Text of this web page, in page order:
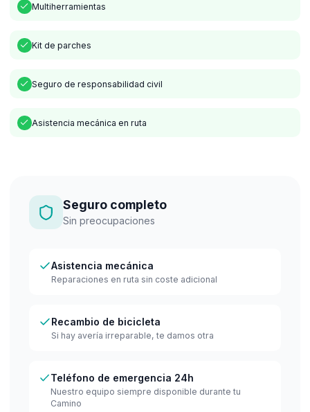
Multiherramientas
Kit de parches
Seguro de responsabilidad civil
Asistencia mecánica en ruta
Seguro completo
Sin preocupaciones
Asistencia mecánica
Reparaciones en ruta sin coste adicional
Recambio de bicicleta
Si hay avería irreparable, te damos otra
Teléfono de emergencia 24h
Nuestro equipo siempre disponible durante tu
Camino